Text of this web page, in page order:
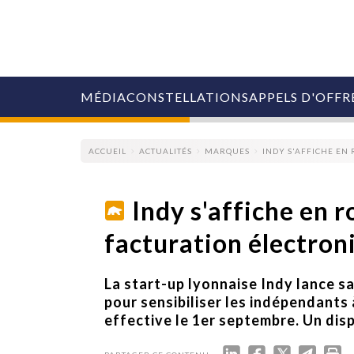
MÉDIA
COLLECTIVITÉS
AGENCES
RETAIL
MÉDIAS
MANAGEMENT
CONSTELLATIONSAPPELS
ACCUEIL ACTUALITÉS MARQUES INDY S'AFFICHE EN
Indy s'affiche en
facturation
La start-up lyonnaise Indy lance
pour sensibiliser les
effective le 1er septembre. Un